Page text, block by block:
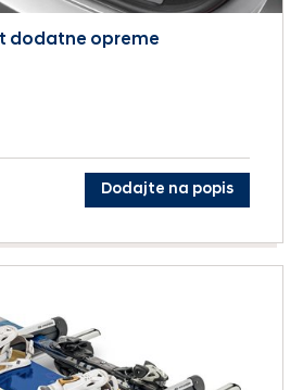
dodatne opreme
Dodajte na popis